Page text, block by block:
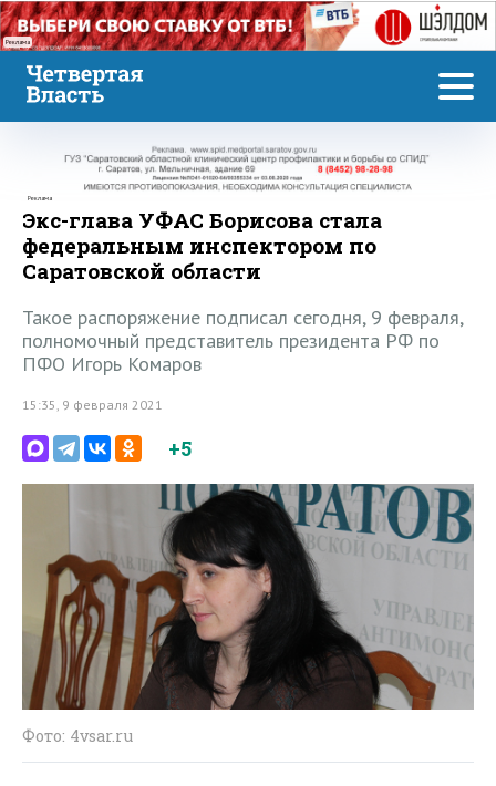
Реклама
Реклама
Экс-глава УФАС Борисова стала
федеральным инспектором по
Саратовской области
Такое распоряжение подписал сегодня, 9 февраля,
полномочный представитель президента РФ по
ПФО Игорь Комаров
15:35, 9 февраля 2021
+5
Фото: 4vsar.ru